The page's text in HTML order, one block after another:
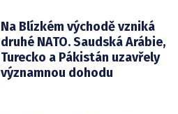
Na Blízkém východě vzniká
druhé NATO. Saudská Arábie,
Turecko a Pákistán uzavřely
významnou dohodu